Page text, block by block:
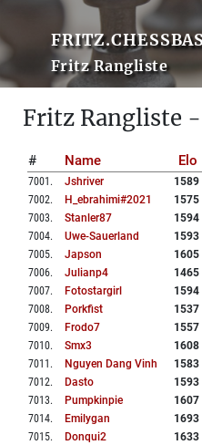
Fritz Rangliste
Fritz Rangliste -
# Name Elo
7001 . Jshriver 1589
7002. H_ebrahimi#2021 1575
7003. Stanler87 1594
7004. Uwe-Sauerland 1593
7005. Japson 1605
7006. Julianp4 1465
7007. Fotostargirl 1594
7008. Porkfist 1537
7009. Frodo7 1557
7010. Smx3 1608
7011 . Nguyen Dang Vinh 1583
7012. Dasto 1593
7013. Pumpkinpie 1607
7014. Emilygan 1693
7015. Donqui2 1633